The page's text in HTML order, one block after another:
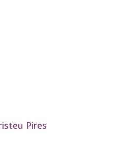
Pires